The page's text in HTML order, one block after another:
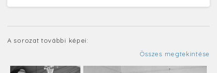
A sorozat további képei:
Összes megtekintése